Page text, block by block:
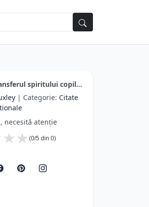
spiritului copil...
| Categorie: Citate
necesită atenție
★
★ (0/5 din 0)